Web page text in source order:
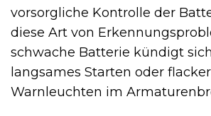
vorsorgliche Kontrolle der
diese Art von
schwache Batterie kündigt
langsames Starten oder
Warnleuchten im